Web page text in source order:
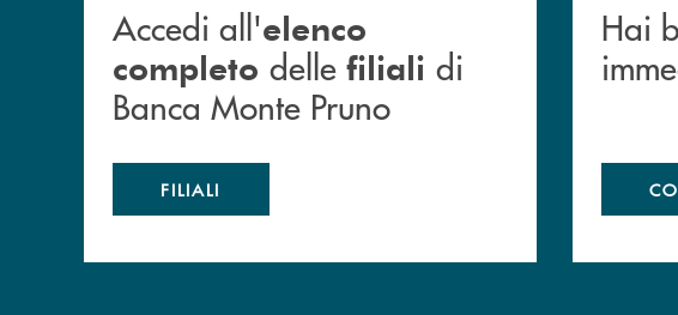
Accedi all'elenco
completo delle filiali di
Banca Monte Pruno
FILIALI
Hai